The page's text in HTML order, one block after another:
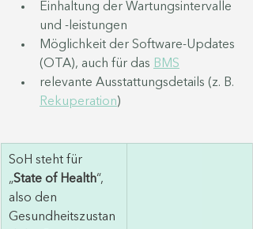
Einhaltung der Wartungsintervalle
und -leistungen
Möglichkeit der Software-Updates
(OTA), auch für das BMS
relevante Ausstattungsdetails (z. B.
Rekuperation)
SoH steht für
„State of Health“,
also den
Gesundheitszustan